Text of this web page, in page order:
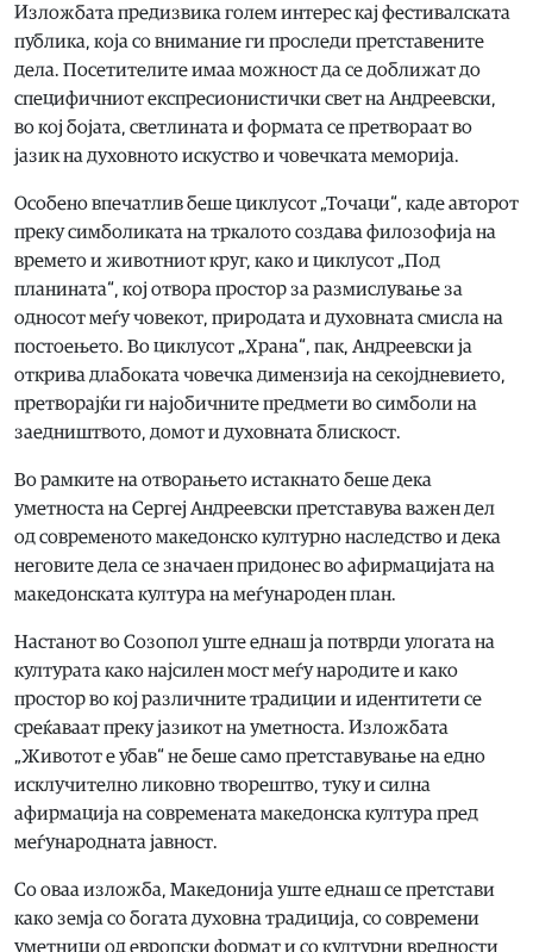
Изложбата предизвика голем интерес кај фестивалската
публика, која со внимание ги проследи претставените
дела. Посетителите имаа можност да се доближат до
специфичниот експресионистички свет на Андреевски,
во кој бојата, светлината и формата се претвораат во
јазик на духовното искуство и човечката меморија.
Особено впечатлив беше циклусот „Точаци“, каде авторот
преку симболиката на тркалото создава филозофија на
времето и животниот круг, како и циклусот „Под
планината“, кој отвора простор за размислување за
односот меѓу човекот, природата и духовната смисла на
постоењето. Во циклусот „Храна“, пак, Андреевски ја
открива длабоката човечка димензија на секојдневието,
претворајќи ги најобичните предмети во симболи на
заедништвото, домот и духовната блискост.
Во рамките на отворањето истакнато беше дека
уметноста на Сергеј Андреевски претставува важен дел
од современото македонско културно наследство и дека
неговите дела се значаен придонес во афирмацијата на
македонската култура на меѓународен план.
Настанот во Созопол уште еднаш ја потврди улогата на
културата како најсилен мост меѓу народите и како
простор во кој различните традиции и идентитети се
среќаваат преку јазикот на уметноста. Изложбата
„Животот е убав“ не беше само претставување на едно
исклучително ликовно творештво, туку и силна
афирмација на современата македонска култура пред
меѓународната јавност.
Со оваа изложба, Македонија уште еднаш се претстави
како земја со богата духовна традиција, со современи
уметници од европски формат и со културни вредности